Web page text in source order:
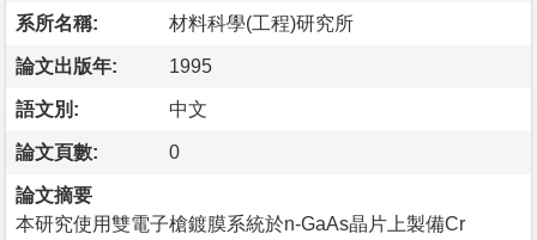
系所名稱: 材料科學(工程)研究所
論文出版年: 1995
語文別: 中文
論文頁數: 0
論文摘要
本研究使用雙電子槍鍍膜系統於n-GaAs晶片上製備Cr